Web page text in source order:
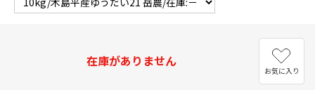
在庫がありません
お気に入り